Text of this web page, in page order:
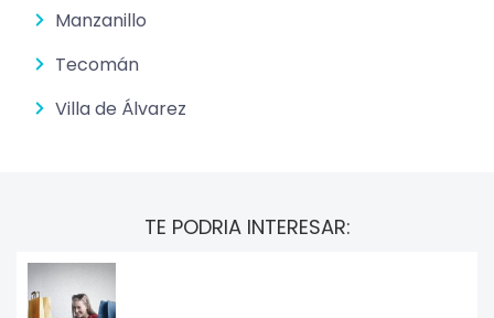
Manzanillo
Tecomán
Villa de Álvarez
TE PODRIA INTERESAR: